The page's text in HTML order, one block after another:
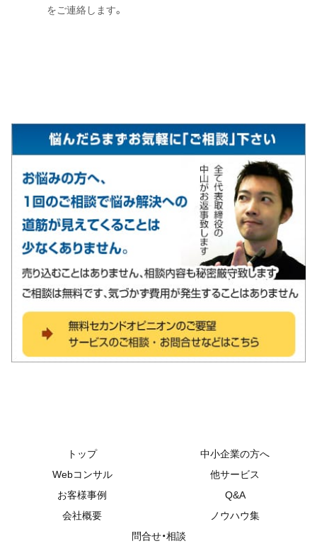
をご連絡します。
トップ
中小企業の方へ
Webコンサル
他サービス
お客様事例
Q&A
会社概要
ノウハウ集
問合せ・相談